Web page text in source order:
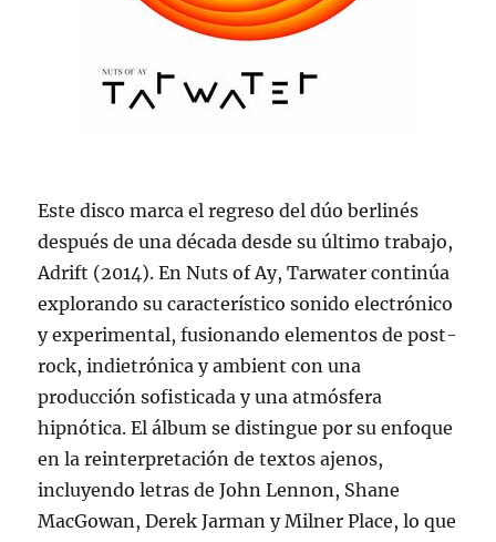
Este disco marca el regreso del dúo berlinés
después de una década desde su último trabajo,
Adrift (2014). En Nuts of Ay, Tarwater continúa
explorando su característico sonido electrónico
y experimental, fusionando elementos de post-
rock, indietrónica y ambient con una
producción sofisticada y una atmósfera
hipnótica. El álbum se distingue por su enfoque
en la reinterpretación de textos ajenos,
incluyendo letras de John Lennon, Shane
MacGowan, Derek Jarman y Milner Place, lo que